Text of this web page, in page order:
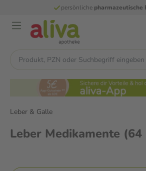
persönliche pharmazeutische
Leber & Galle
Leber Medikamente (64